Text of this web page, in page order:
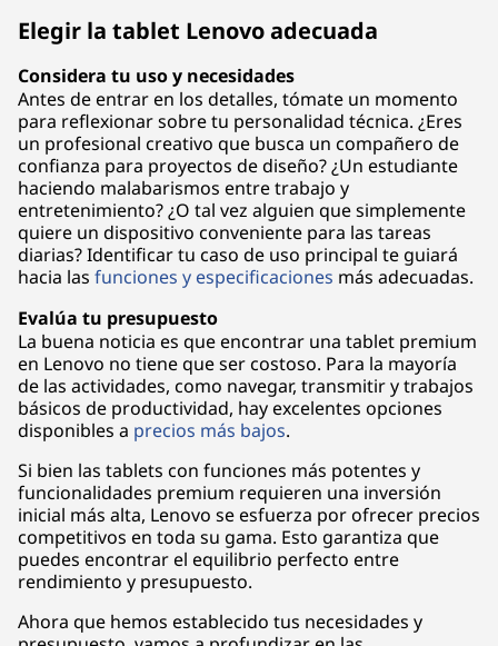
Elegir la tablet Lenovo adecuada
Considera tu uso y necesidades
Antes de entrar en los detalles, tómate un momento
para reflexionar sobre tu personalidad técnica. ¿Eres
un profesional creativo que busca un compañero de
confianza para proyectos de diseño? ¿Un estudiante
haciendo malabarismos entre trabajo y
entretenimiento? ¿O tal vez alguien que simplemente
quiere un dispositivo conveniente para las tareas
diarias? Identificar tu caso de uso principal te guiará
hacia las funciones y especificaciones más adecuadas.
Evalúa tu presupuesto
La buena noticia es que encontrar una tablet premium
en Lenovo no tiene que ser costoso. Para la mayoría
de las actividades, como navegar, transmitir y trabajos
básicos de productividad, hay excelentes opciones
disponibles a precios más bajos.
Si bien las tablets con funciones más potentes y
funcionalidades premium requieren una inversión
inicial más alta, Lenovo se esfuerza por ofrecer precios
competitivos en toda su gama. Esto garantiza que
puedes encontrar el equilibrio perfecto entre
rendimiento y presupuesto.
Ahora que hemos establecido tus necesidades y